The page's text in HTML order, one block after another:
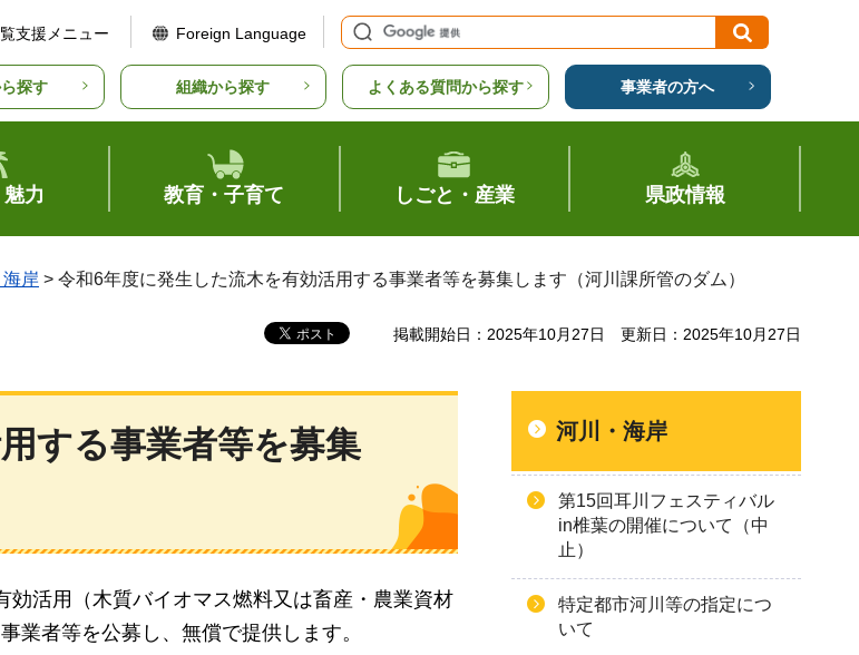
支援メニュー Foreign Language
探す 組織から探す よくある質問から探す 事業者の方へ
力 教育・子育て しごと・産業 県政情報
岸 > 令和6年度に発生した流木を有効活用する事業者等を募集します（河川課所管のダム）
掲載開始日：2025年10月27日 更新日：2025年10月27日
する事業者等を募集
活用（木質バイオマス燃料又は畜産・農業資材
業者等を公募し、無償で提供します。
河川・海岸
第15回耳川フェスティバル
in椎葉の開催について（中
止）
特定都市河川等の指定につ
いて